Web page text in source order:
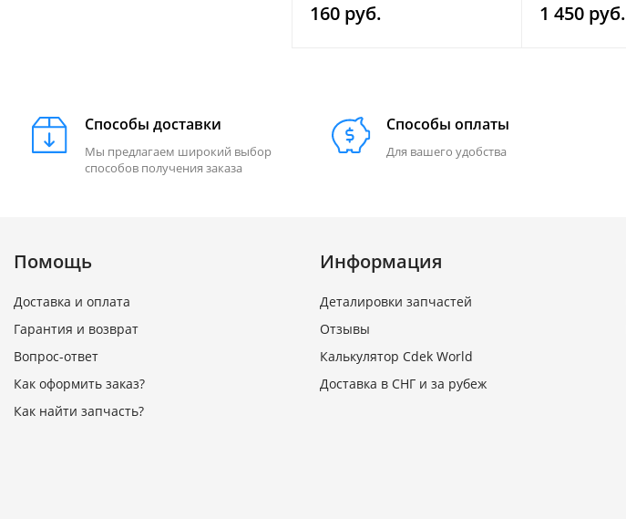
160 руб. 1 450 руб.
Способы доставки
Мы предлагаем широкий выбор
способов получения заказа
Способы оплаты
Для вашего удобства
Помощь
Доставка и оплата
Гарантия и возврат
Вопрос-ответ
Как оформить заказ?
Как найти запчасть?
Информация
Деталировки запчастей
Отзывы
Калькулятор Cdek World
Доставка в СНГ и за рубеж